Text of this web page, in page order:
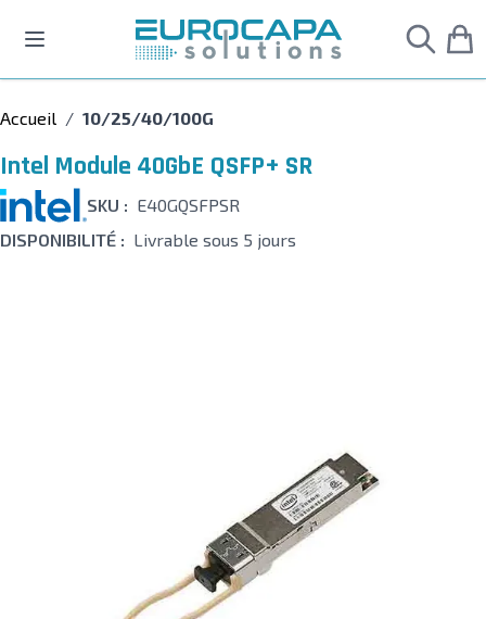
Accueil / 10/25/40/100G
Intel Module 40GbE QSFP+ SR
SKU : E40GQSFPSR
DISPONIBILITÉ : Livrable sous 5 jours